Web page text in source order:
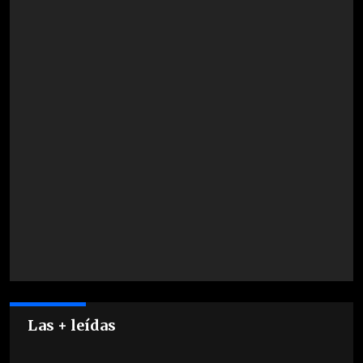
Las + leídas